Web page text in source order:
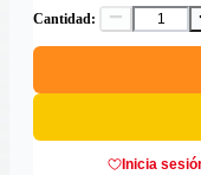
Cantidad:
Inicia